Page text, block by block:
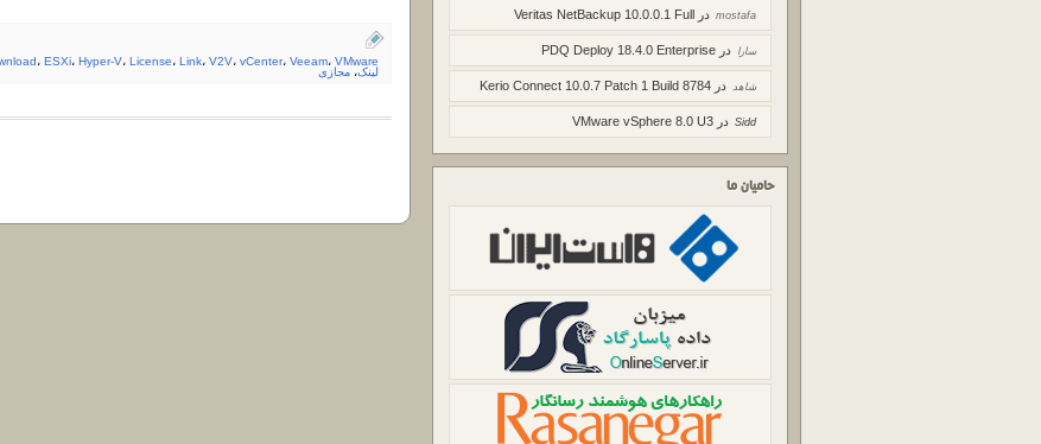
mostafa در Veritas NetBackup 10.0.0.1 Full
سارا در PDQ Deploy 18.4.0 Enterprise
شاهد در Kerio Connect 10.0.7 Patch 1 Build 8784
Sidd در VMware vSphere 8.0 U3
حامیان ما
، ESXi، Hyper-V، License، Link، V2V، vCenter، Veeam، VMware
لینک، مجازی